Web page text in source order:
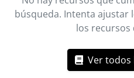
búsqueda. Intenta
los recursos
Ver todos